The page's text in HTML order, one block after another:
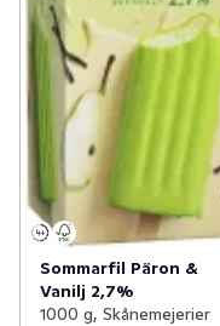
Sommarfil Päron &
Vanilj 2,7%
1000 g, Skånemejerier